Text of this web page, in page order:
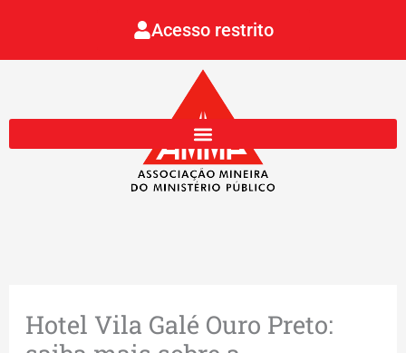
Acesso restrito
Hotel Vila Galé Ouro Preto: